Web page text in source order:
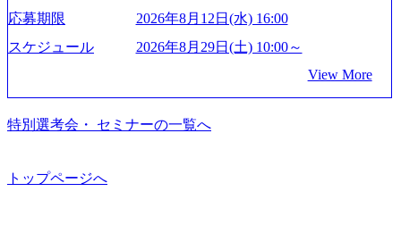
模基幹システムにおける最上流のPoC(概念実証)支援から構
想策定、開発マネジメント支援までを一気通貫で担当して
います。 生成AIなどの最新技術とシステムを活用し、顧客
の業務革新と効率化の実現に貢献します。 ＜PL/PM＞ 顧客
の要望を深くヒアリングし、企画構想からアジャイル開発
による開発支援までを一気通貫で推進していただきます。
プロジェクト提案・推進の中核として、企画・要件定義か
流での現状分析、顧客ヒアリング、戦略策定、技術選定、
る 日本では2.3万人以上の従業員を擁しており(会計系BIG4
を上回る規模感)、営業利益率も約15％と驚異的な数字とな
を遂げていることから、今後も高い成長が見込まれる 多く
の技術者を抱えており、アビームコンサルティングに続い
て日本国内2番目にSAP認定コンサルタント制度の有資格者
数が多く、特にIT領域に強みを持つ グローバルのポジショ
ーケットプレイス」が存在し、本ツールを活用で上司の引
96dc8f2-7d54-42b9-a7ae-8c532c52d3d8_1200x678.webp アビー
ムコンサルティング会社資料 (https://www.abeam.com/content/
dam/abeam/jp/ja/about/company/ABeamConsultingCompanyProfil
e_jpn_4.pdf) 『SAP AWARD OF EXCELLENCE 2024』にお
ルティング、社員の健康改善を支援 食事・睡眠など可視
w.businessinsider.jp/post-283587) アサヒグループホールディン
アントにお届けするのは単なるレポートではなく、『結
果』である。」この原則のもと、ベインは1973年に創業さ
れた。クライアントが不確かな未来の中、競争に勝てるよ
に、提言を具体的な行動に落とし込んでいる。 徹底した
「結果主義」を標榜。クライアントのフルポテンシャル実
現を目標に、具体的に目に見える成果を出すことを信条と
（真北）という言葉がよくつかわれる。針が少し東に傾い
応募期限
2026年8月12日(水) 16:00
スケジュール
2026年8月29日(土) 10:00～
View More
特別選考会・ セミナーの一覧へ
トップページへ